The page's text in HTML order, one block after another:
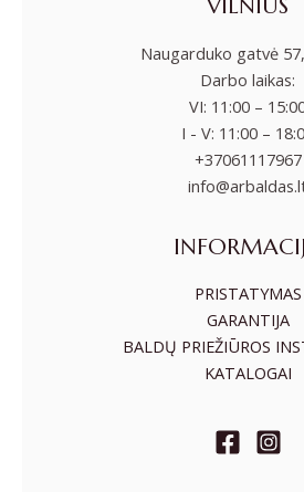
VILNIUS
Naugarduko gatvė
Darbo laikas:
VI: 11:00 –
I - V: 11:00 –
+37061117967
PRISTATYMAS
GARANTIJA
BALDŲ PRIEŽIŪROS
KATALOGAI